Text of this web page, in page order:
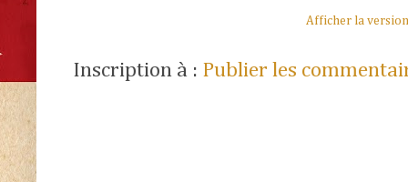
Afficher la
Inscription à : Publier les